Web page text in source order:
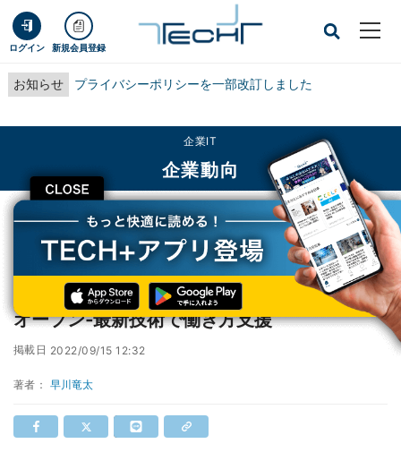
ログイン 新規会員登録
お知らせ プライバシーポリシーを一部改訂しました
CLOSE
企業IT
企業動向
TECH+ 企業IT
企業動向
東京ミッドタウン八重洲、2023年3月10日にオープン‐最新技術で働き方支援
東京ミッドタウン八重洲、2023年3月10日に
オープン‐最新技術で働き方支援
掲載日 2022/09/15 12:32
著者： 早川竜太